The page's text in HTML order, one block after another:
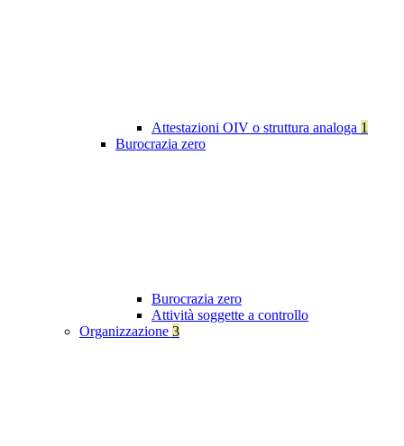
Attestazioni OIV o struttura analoga 1
Burocrazia zero
Burocrazia zero
Attività soggette a controllo
Organizzazione 3